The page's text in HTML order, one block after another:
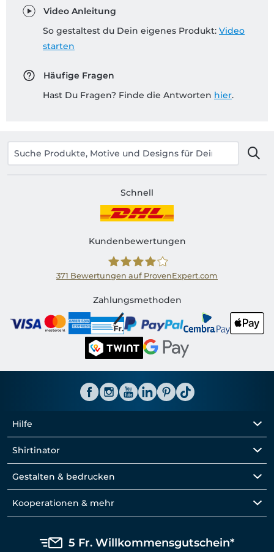
Video Anleitung
So gestaltest du Dein eigenes Produkt: Video
starten
Häufige Fragen
Hast Du Fragen? Finde die Antworten hier.
Schnell
Kundenbewertungen
Shirtinator CH
371 Bewertungen auf ProvenExpert.com
Zahlungsmethoden
Hilfe
Shirtinator
Gestalten & bedrucken
Kooperationen & mehr
5 Fr. Willkommensgutschein*